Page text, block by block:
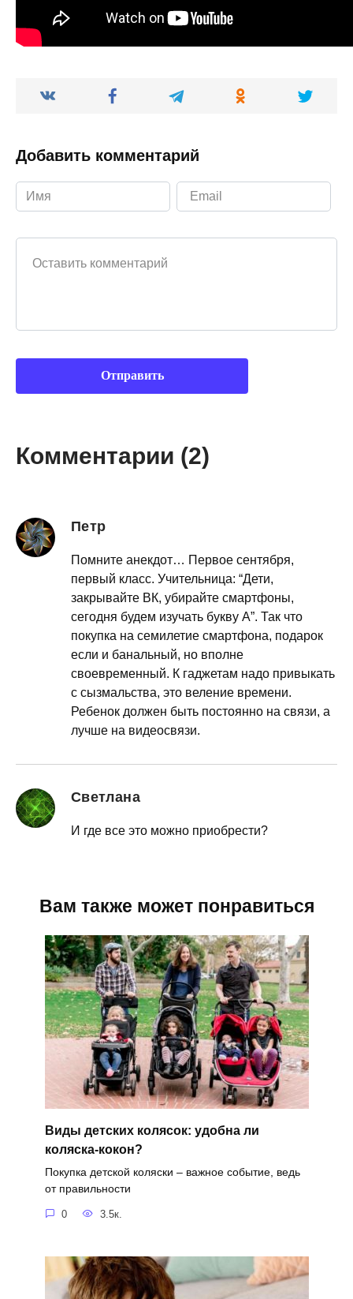
Добавить комментарий
Комментарии (2)
Петр
Помните анекдот… Первое сентября,
первый класс. Учительница: “Дети,
закрывайте ВК, убирайте смартфоны,
сегодня будем изучать букву А”. Так что
покупка на семилетие смартфона, подарок
если и банальный, но вполне
своевременный. К гаджетам надо привыкать
с сызмальства, это веление времени.
Ребенок должен быть постоянно на связи, а
лучше на видеосвязи.
Светлана
И где все это можно приобрести?
Вам также может понравиться
Виды детских колясок: удобна ли
коляска-кокон?
Покупка детской коляски – важное событие, ведь
от правильности
0 3.5к.